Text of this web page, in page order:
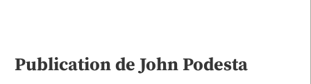
Publication deJohnPodesta